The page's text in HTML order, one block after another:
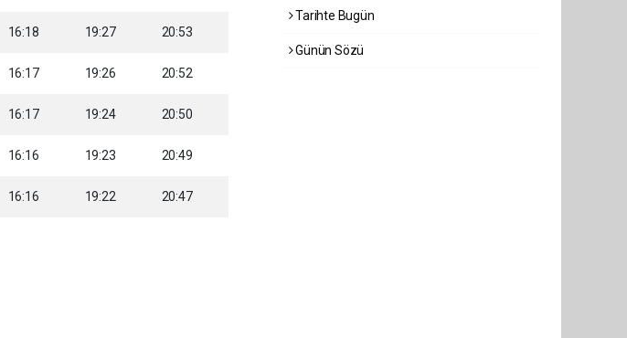
16:18 19:27 20:53
16:17 19:26 20:52
16:17 19:24 20:50
16:16 19:23 20:49
16:16 19:22 20:47
Tarihte Bugün
Günün Sözü